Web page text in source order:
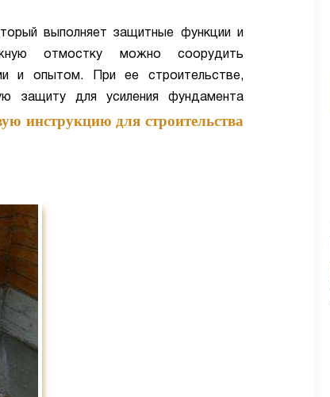
выполняет защитные функции и
отмостку можно соорудить
и опытом. При ее строительстве,
защиту для усиления фундамента
инструкцию для строительства